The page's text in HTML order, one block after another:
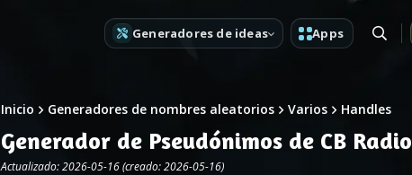
Generadores de ideas Apps
Inicio Generadores de nombres aleatorios Varios Handles
Generador de Pseudónimos de CB Radio
Actualizado: 2026-05-16 (creado: 2026-05-16)